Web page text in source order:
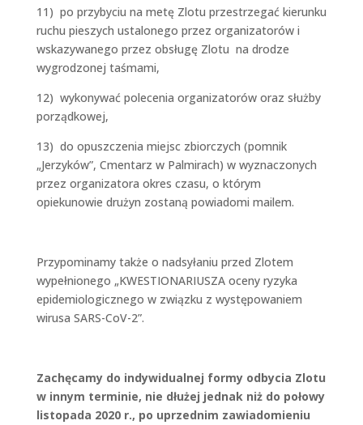
11) po przybyciu na metę Zlotu przestrzegać kierunku
ruchu pieszych ustalonego przez organizatorów i
wskazywanego przez obsługę Zlotu na drodze
wygrodzonej taśmami,
12) wykonywać polecenia organizatorów oraz służby
porządkowej,
13) do opuszczenia miejsc zbiorczych (pomnik
„Jerzyków”, Cmentarz w Palmirach) w wyznaczonych
przez organizatora okres czasu, o którym
opiekunowie drużyn zostaną powiadomi mailem.
Przypominamy także o nadsyłaniu przed Zlotem
wypełnionego „KWESTIONARIUSZA oceny ryzyka
epidemiologicznego w związku z występowaniem
wirusa SARS-CoV-2”.
Zachęcamy do indywidualnej formy odbycia Zlotu
w innym terminie, nie dłużej jednak niż do połowy
listopada 2020 r., po uprzednim zawiadomieniu